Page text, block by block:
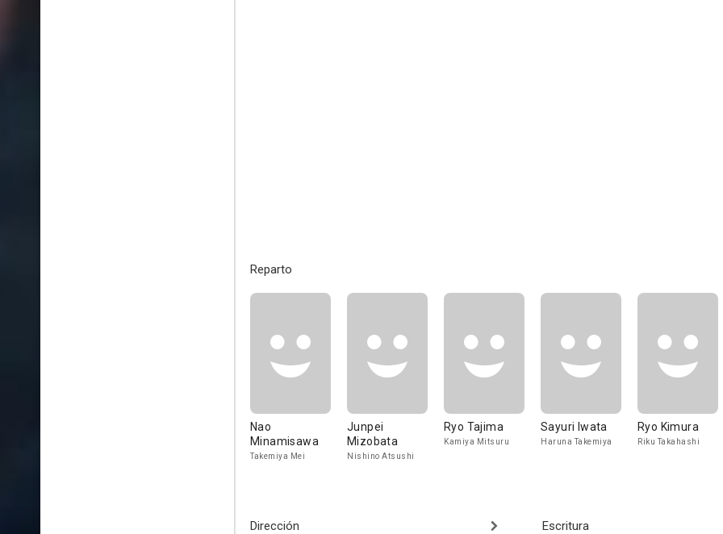
Reparto
Nao
Minamisawa
Takemiya Mei
Junpei
Mizobata
Nishino Atsushi
Ryo Tajima
Kamiya Mitsuru
Sayuri Iwata
Haruna Takemiya
Ryo Kimura
Riku Takahashi
Dirección
Escritura